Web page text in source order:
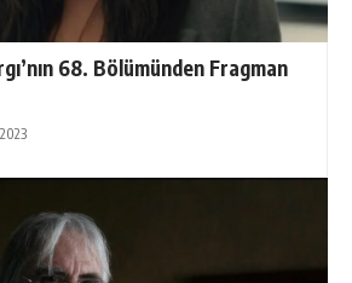
68. Bölümünden Fragman